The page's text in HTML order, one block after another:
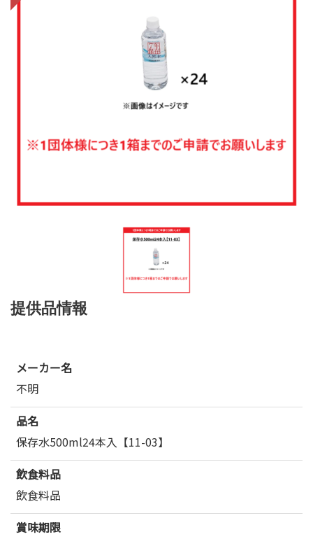
提供品情報
メーカー名
不明
品名
保存水500ml24本入【11-03】
飲食料品
飲食料品
賞味期限